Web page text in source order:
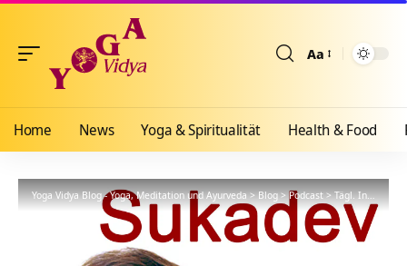
Aa
Home News Yoga & Spiritualität Health & Food
Yoga Vidya Blog - Yoga, Meditation und Ayurveda>Blog>Podcast>Tägl. Inspiration